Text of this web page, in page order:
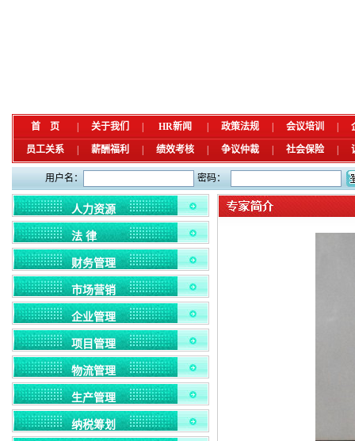
首 页 关于我们 HR新闻 政策法规 会议培训
员工关系 薪酬福利 绩效考核 争议仲裁 社会保险
用户名： 密码：
人力资源
法 律
财务管理
市场营销
企业管理
项目管理
物流管理
生产管理
纳税筹划